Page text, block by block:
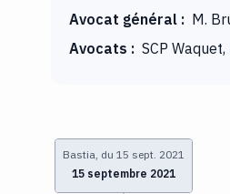
Avocat général : M.
Avocats : SCP
Bastia, du 15 sept. 2021
15 septembre 2021